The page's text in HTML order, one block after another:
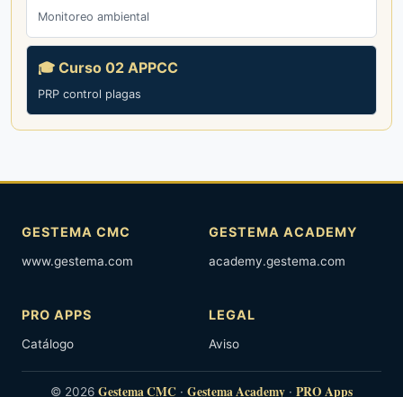
Monitoreo ambiental
🎓 Curso 02 APPCC
PRP control plagas
GESTEMA CMC
www.gestema.com
GESTEMA ACADEMY
academy.gestema.com
PRO APPS
Catálogo
LEGAL
Aviso
© 2026 Gestema CMC · Gestema Academy · PRO Apps